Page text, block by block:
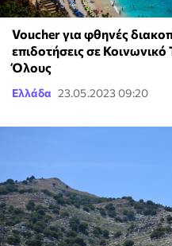
Voucher για φθηνές
επιδοτήσεις σε Κοινωνικό
Όλους
Ελλάδα 23.05.2023 09:20